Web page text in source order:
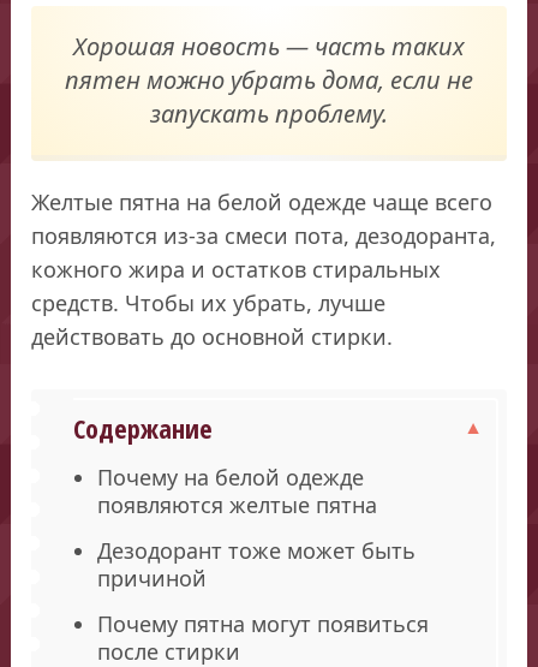
Хорошая новость — часть таких
пятен можно убрать дома, если не
запускать проблему.
Желтые пятна на белой одежде чаще всего
появляются из-за смеси пота, дезодоранта,
кожного жира и остатков стиральных
средств. Чтобы их убрать, лучше
действовать до основной стирки.
Содержание
Почему на белой одежде
появляются желтые пятна
Дезодорант тоже может быть
причиной
Почему пятна могут появиться
после стирки